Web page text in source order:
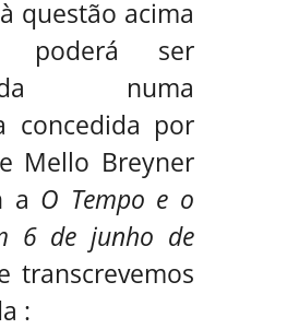
questão acima
poderá ser
numa
concedida por
Mello Breyner
a O Tempo e o
6 de junho de
transcrevemos
: